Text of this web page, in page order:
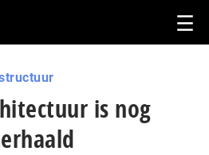
is nog